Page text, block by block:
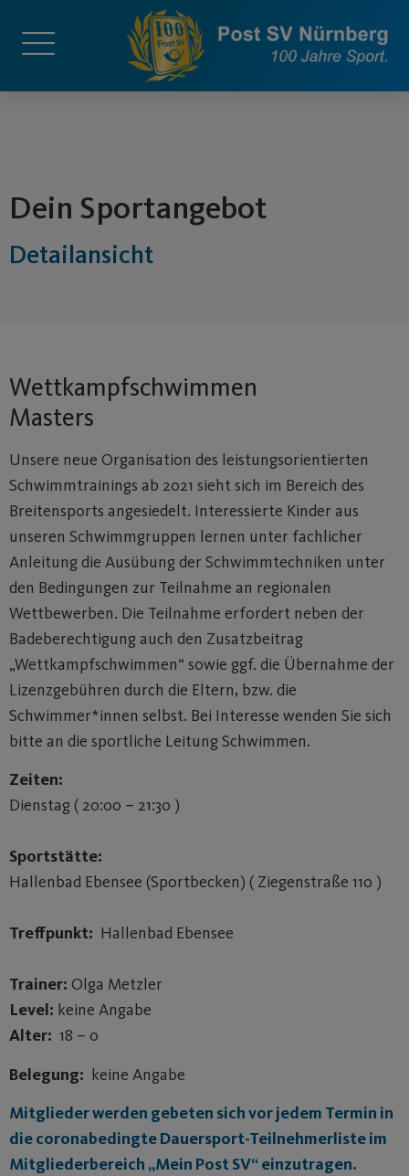
Dein Sportangebot
Detailansicht
Wettkampfschwimmen
Masters
Unsere neue Organisation des leistungsorientierten
Schwimmtrainings ab 2021 sieht sich im Bereich des
Breitensports angesiedelt. Interessierte Kinder aus
unseren Schwimmgruppen lernen unter fachlicher
Anleitung die Ausübung der Schwimmtechniken unter
den Bedingungen zur Teilnahme an regionalen
Wettbewerben. Die Teilnahme erfordert neben der
Badeberechtigung auch den Zusatzbeitrag
„Wettkampfschwimmen“ sowie ggf. die Übernahme der
Lizenzgebühren durch die Eltern, bzw. die
Schwimmer*innen selbst. Bei Interesse wenden Sie sich
bitte an die sportliche Leitung Schwimmen.
Zeiten:
Dienstag ( 20:00 – 21:30 )
Sportstätte:
Hallenbad Ebensee (Sportbecken) ( Ziegenstraße 110 )
Treffpunkt: Hallenbad Ebensee
Trainer: Olga Metzler
Level: keine Angabe
Alter: 18 – 0
Belegung: keine Angabe
Mitglieder werden gebeten sich vor jedem Termin in
die coronabedingte Dauersport-Teilnehmerliste im
Mitgliederbereich „Mein Post SV“ einzutragen.